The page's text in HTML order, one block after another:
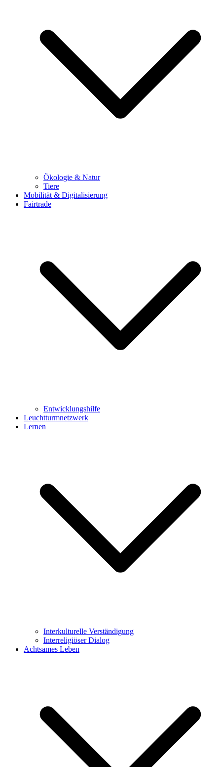
Ökologie & Natur
Tiere
Mobilität & Digitalisierung
Fairtrade
Entwicklungshilfe
Leuchtturmnetzwerk
Lernen
Interkulturelle Verständigung
Interreligiöser Dialog
Achtsames Leben